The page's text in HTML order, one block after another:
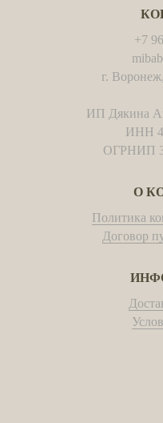
+7
г.
ИП Дякина
ИНН
ОГРНИП
О
Политика
Договор